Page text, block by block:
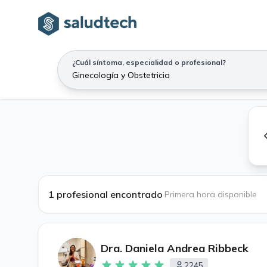
¿Cuál síntoma, especialidad o profesional?
1 profesional encontrado Primera hora disponible
Dra. Daniela Andrea Ribbeck